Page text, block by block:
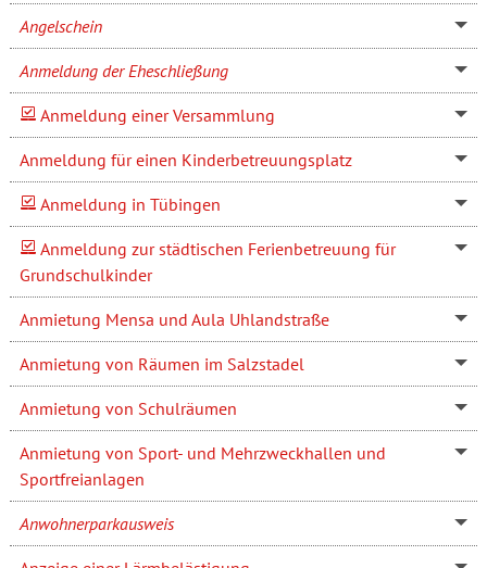
Angelschein
Anmeldung der Eheschließung
Anmeldung einer Versammlung
Anmeldung für einen Kinderbetreuungsplatz
Anmeldung in Tübingen
Anmeldung zur städtischen Ferienbetreuung für
Grundschulkinder
Anmietung Mensa und Aula Uhlandstraße
Anmietung von Räumen im Salzstadel
Anmietung von Schulräumen
Anmietung von Sport- und Mehrzweckhallen und
Sportfreianlagen
Anwohnerparkausweis